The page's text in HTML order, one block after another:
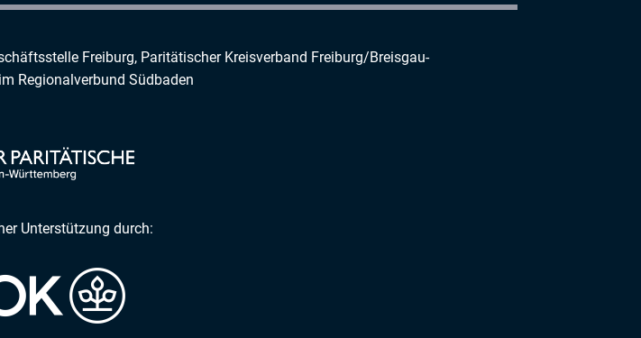
Freiburg, Paritätischer Kreisverband Freiburg/Breisgau-
im Regionalverbund Südbaden
Unterstützung durch: